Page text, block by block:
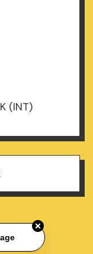
(INT)